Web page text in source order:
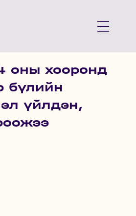
оны хооронд
бүлийн
үйлдэн,